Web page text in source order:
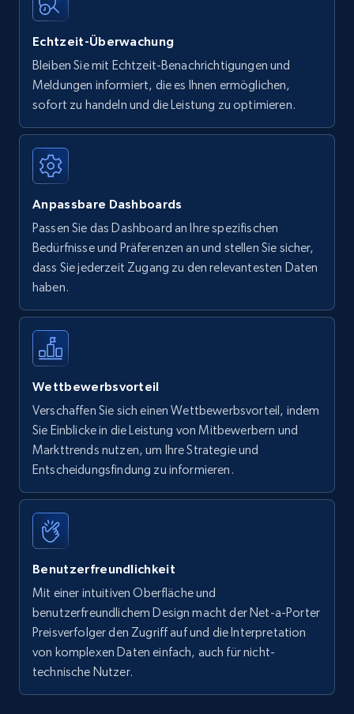
Echtzeit-Überwachung
Bleiben Sie mit Echtzeit-Benachrichtigungen und
Meldungen informiert, die es Ihnen ermöglichen,
sofort zu handeln und die Leistung zu optimieren.
Anpassbare Dashboards
Passen Sie das Dashboard an Ihre spezifischen
Bedürfnisse und Präferenzen an und stellen Sie sicher,
dass Sie jederzeit Zugang zu den relevantesten Daten
haben.
Wettbewerbsvorteil
Verschaffen Sie sich einen Wettbewerbsvorteil, indem
Sie Einblicke in die Leistung von Mitbewerbern und
Markttrends nutzen, um Ihre Strategie und
Entscheidungsfindung zu informieren.
Benutzerfreundlichkeit
Mit einer intuitiven Oberfläche und
benutzerfreundlichem Design macht der Net-a-Porter
Preisverfolger den Zugriff auf und die Interpretation
von komplexen Daten einfach, auch für nicht-
technische Nutzer.